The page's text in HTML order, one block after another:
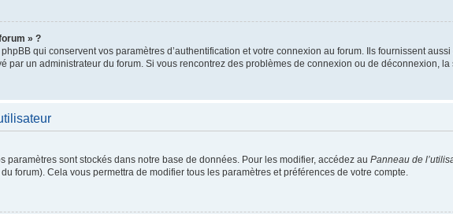
» ?
qui conservent vos paramètres d’authentification et votre connexion au forum. Ils fournissent
par un administrateur du forum. Si vous rencontrez des problèmes de connexion ou de déconnexion,
paramètres sont stockés dans notre base de données. Pour les modifier, accédez au Panneau de
forum). Cela vous permettra de modifier tous les paramètres et préférences de votre compte.